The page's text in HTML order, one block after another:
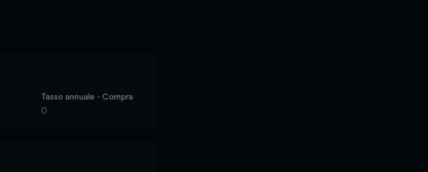
Tasso annuale - Compra
0